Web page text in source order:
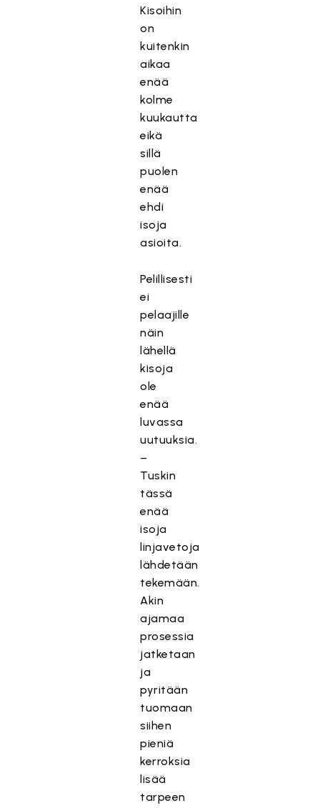
Kisoihin
on
kuitenkin
aikaa
enää
kolme
kuukautta
eikä
sillä
puolen
enää
ehdi
isoja
asioita.
Pelillisesti
ei
pelaajille
näin
lähellä
kisoja
ole
enää
luvassa
uutuuksia.
–
Tuskin
tässä
enää
isoja
linjavetoja
lähdetään
tekemään.
Akin
ajamaa
prosessia
jatketaan
ja
pyritään
tuomaan
siihen
pieniä
kerroksia
lisää
tarpeen